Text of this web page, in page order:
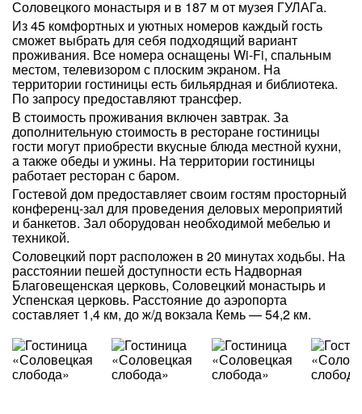
Соловецкого монастыря и в 187 м от музея ГУЛАГа.
Из 45 комфортных и уютных номеров каждый гость
сможет выбрать для себя подходящий вариант
проживания. Все номера оснащены Wi-Fi, спальным
местом, телевизором с плоским экраном. На
территории гостиницы есть бильярдная и библиотека.
По запросу предоставляют трансфер.
В стоимость проживания включен завтрак. За
дополнительную стоимость в ресторане гостиницы
гости могут приобрести вкусные блюда местной кухни,
а также обеды и ужины. На территории гостиницы
работает ресторан с баром.
Гостевой дом предоставляет своим гостям просторный
конференц-зал для проведения деловых мероприятий
и банкетов. Зал оборудован необходимой мебелью и
техникой.
Соловецкий порт расположен в 20 минутах ходьбы. На
расстоянии пешей доступности есть Надворная
Благовещенская церковь, Соловецкий монастырь и
Успенская церковь. Расстояние до аэропорта
составляет 1,4 км, до ж/д вокзала Кемь — 54,2 км.